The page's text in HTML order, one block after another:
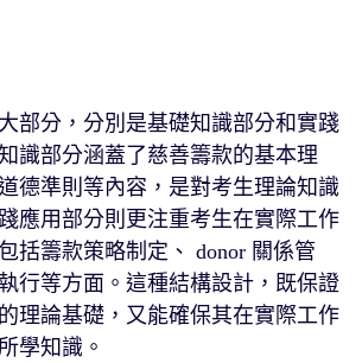
部分，分別是基礎知識部分和實踐
識部分涵蓋了慈善籌款的基本理
德準則等內容，是對考生理論知識
應用部分則更注重考生在實際工作
括籌款策略制定、 donor 關係管
行等方面。這種結構設計，既保證
理論基礎，又能確保其在實際工作
學知識。